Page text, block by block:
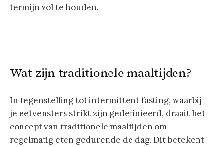
termijn vol te houden.
Wat zijn traditionele maaltijden?
In tegenstelling tot intermittent fasting, waarbij
je eetvensters strikt zijn gedefinieerd, draait het
concept van traditionele maaltijden om
regelmatig eten gedurende de dag. Dit betekent